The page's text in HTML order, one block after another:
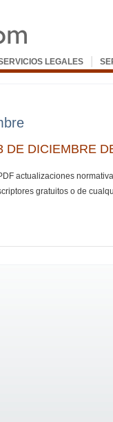
LEGALES |
DE DICIEMBRE
actualizaciones
gratuitos o de